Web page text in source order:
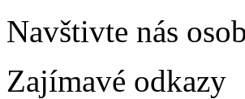
Navštivte nás
Zajímavé odkazy